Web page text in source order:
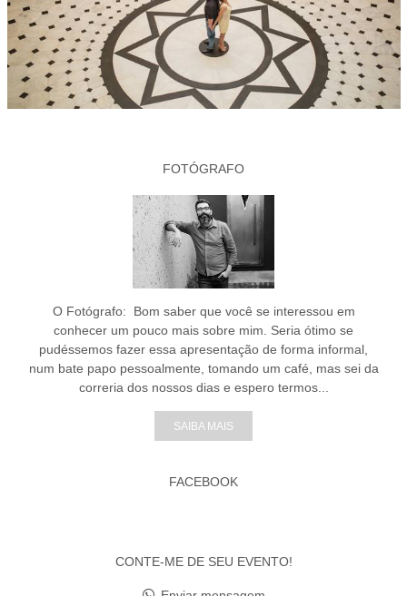
FOTÓGRAFO
O Fotógrafo: Bom saber que você se interessou em
conhecer um pouco mais sobre mim. Seria ótimo se
pudéssemos fazer essa apresentação de forma informal,
num bate papo pessoalmente, tomando um café, mas sei da
correria dos nossos dias e espero termos...
SAIBA MAIS
FACEBOOK
CONTE-ME DE SEU EVENTO!